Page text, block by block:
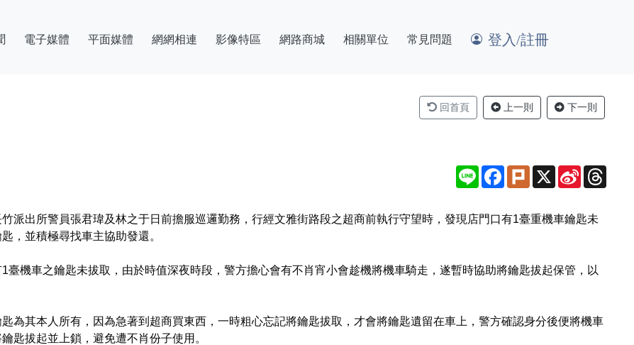
電子媒體 平面媒體 網網相連 影像特區 網路商城 相關單位 常見問題 登入/註冊
回首頁 上一則 下一則
Line Facebook
Plurk X
Sina
Weibo
派出所警員張君瑋及林之于日前擔服巡邏勤務，行經文雅街路段之超商前執行守望時，發現店門口有1臺重機車鑰匙未
，並積極尋找車主協助發還。
機車之鑰匙未拔取，由於時值深夜時段，警方擔心會有不肖宵小會趁機將機車騎走，遂暫時協助將鑰匙拔起保管，以
為其本人所有，因為急著到超商買東西，一時粗心忘記將鑰匙拔取，才會將鑰匙遺留在車上，警方確認身分後便將機車
匙拔起並上鎖，避免遭不肖份子使用。